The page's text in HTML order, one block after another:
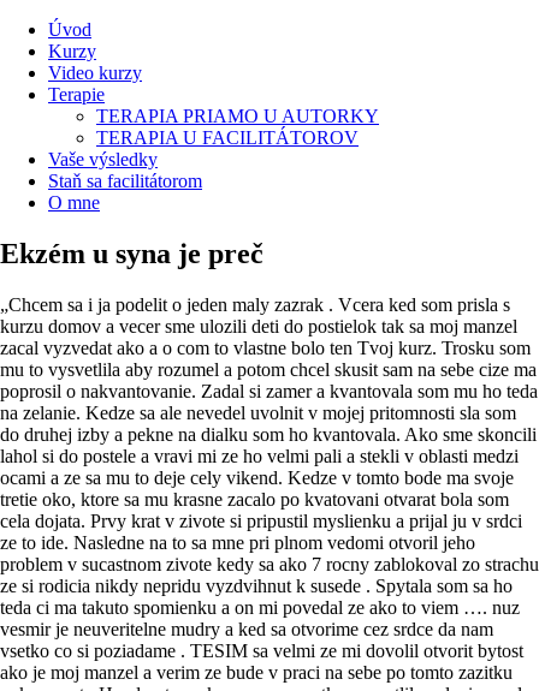
Úvod
Kurzy
Video kurzy
Terapie
TERAPIA PRIAMO U AUTORKY
TERAPIA U FACILITÁTOROV
Vaše výsledky
Staň sa facilitátorom
O mne
Ekzém u syna je preč
„Chcem sa i ja podelit o jeden maly zazrak . Vcera ked som prisla s
kurzu domov a vecer sme ulozili deti do postielok tak sa moj manzel
zacal vyzvedat ako a o com to vlastne bolo ten Tvoj kurz. Trosku som
mu to vysvetlila aby rozumel a potom chcel skusit sam na sebe cize ma
poprosil o nakvantovanie. Zadal si zamer a kvantovala som mu ho teda
na zelanie. Kedze sa ale nevedel uvolnit v mojej pritomnosti sla som
do druhej izby a pekne na dialku som ho kvantovala. Ako sme skoncili
lahol si do postele a vravi mi ze ho velmi pali a stekli v oblasti medzi
ocami a ze sa mu to deje cely vikend. Kedze v tomto bode ma svoje
tretie oko, ktore sa mu krasne zacalo po kvatovani otvarat bola som
cela dojata. Prvy krat v zivote si pripustil myslienku a prijal ju v srdci
ze to ide. Nasledne na to sa mne pri plnom vedomi otvoril jeho
problem v sucastnom zivote kedy sa ako 7 rocny zablokoval zo strachu
ze si rodicia nikdy nepridu vyzdvihnut k susede . Spytala som sa ho
teda ci ma takuto spomienku a on mi povedal ze ako to viem …. nuz
vesmir je neuveritelne mudry a ked sa otvorime cez srdce da nam
vsetko co si poziadame . TESIM sa velmi ze mi dovolil otvorit bytost
ako je moj manzel a verim ze bude v praci na sebe po tomto zazitku